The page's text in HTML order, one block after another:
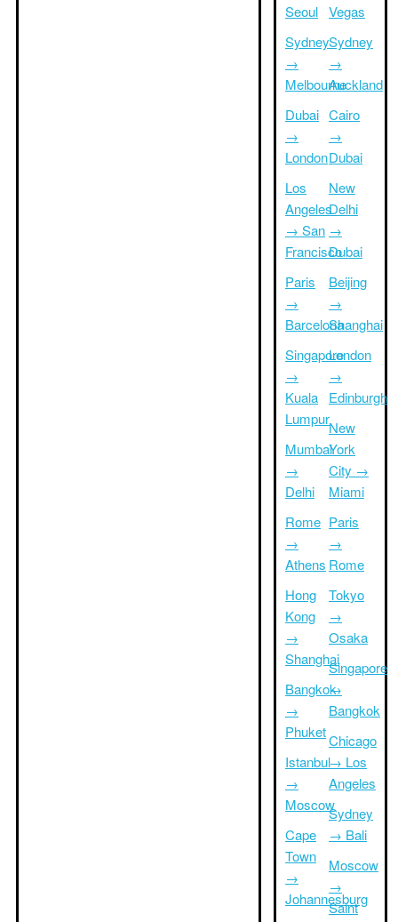
Seoul
Sydney
→
Melbourne
Dubai
→
London
Los
Angeles
→ San
Francisco
Paris
→
Barcelona
Singapore
→
Kuala
Lumpur
Mumbai
→
Delhi
Rome
→
Athens
Hong
Kong
→
Shanghai
Bangkok
→
Phuket
Istanbul
→
Moscow
Cape
Town
→
Johannesburg
Vegas
Sydney
→
Auckland
Cairo
→
Dubai
New
Delhi
→
Dubai
Beijing
→
Shanghai
London
→
Edinburgh
New
York
City →
Miami
Paris
→
Rome
Tokyo
→
Osaka
Singapore
→
Bangkok
Chicago
→ Los
Angeles
Sydney
→ Bali
Moscow
→
Saint